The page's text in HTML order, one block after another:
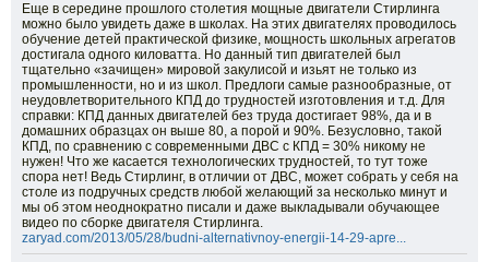
Еще в середине прошлого столетия мощные двигатели Стирлинга
можно было увидеть даже в школах. На этих двигателях проводилось
обучение детей практической физике, мощность школьных агрегатов
достигала одного киловатта. Но данный тип двигателей был
тщательно «зачищен» мировой закулисой и изьят не только из
промышленности, но и из школ. Предлоги самые разнообразные, от
неудовлетворительного КПД до трудностей изготовления и т.д. Для
справки: КПД данных двигателей без труда достигает 98%, да и в
домашних образцах он выше 80, а порой и 90%. Безусловно, такой
КПД, по сравнению с современными ДВС с КПД = 30% никому не
нужен! Что же касается технологических трудностей, то тут тоже
спора нет! Ведь Стирлинг, в отличии от ДВС, может собрать у себя на
столе из подручных средств любой желающий за несколько минут и
мы об этом неоднократно писали и даже выкладывали обучающее
видео по сборке двигателя Стирлинга.
zaryad.com/2013/05/28/budni-alternativnoy-energii-14-29-apre...